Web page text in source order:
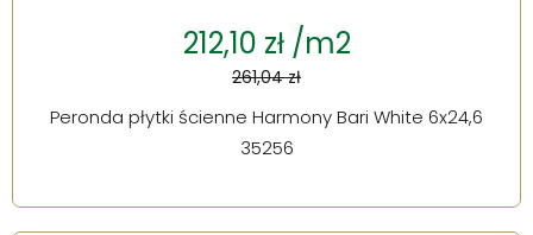
212,10 zł /m2
261,04 zł
Peronda płytki ścienne Harmony Bari White 6x24,6
35256